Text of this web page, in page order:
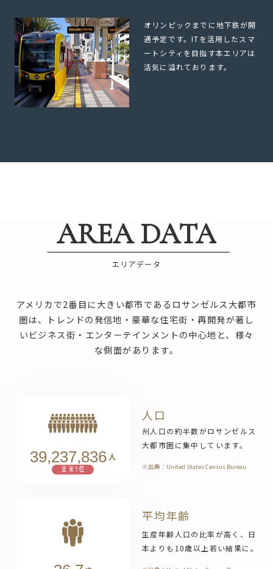
オリンピックまでに地下鉄が開
通予定です。ITを活用したスマ
ートシティを目指す本エリアは
活気に溢れております。
AREA DATA
エリアデータ
アメリカで2番目に大きい都市であるロサンゼルス大都市
圏は、
トレンドの発信地・豪華な住宅街・再開発が著し
いビジネス街・エンターテインメントの中心地と、 様々
な側面があります。
人口
39,237,836人
全米1位 ※出典：United States Census Bureau
州人口の約半数がロサンゼルス
大都市圏に集中しています。
平均年齢
生産年齢人口の比率が高く、日
本よりも10歳以上若い結果に。